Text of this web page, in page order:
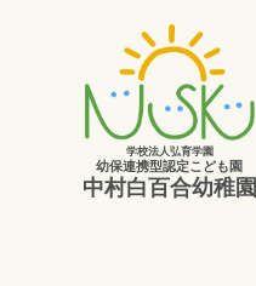
学校法人弘育学園
幼保連携型認定こども園
中村白百合幼稚園